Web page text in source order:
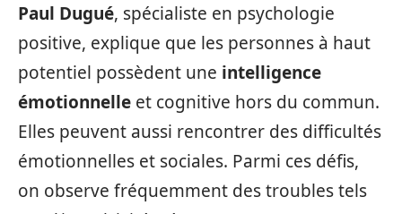
Paul Dugué, spécialiste en psychologie
positive, explique que les personnes à haut
potentiel possèdent une intelligence
émotionnelle et cognitive hors du commun.
Elles peuvent aussi rencontrer des difficultés
émotionnelles et sociales. Parmi ces défis,
on observe fréquemment des troubles tels